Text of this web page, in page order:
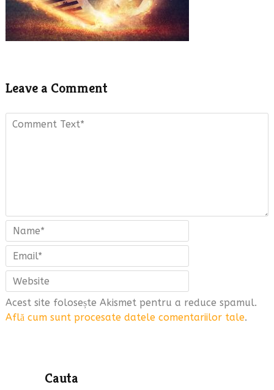
Leave a Comment
Acest site folosește Akismet pentru a reduce spamul.
Află cum sunt procesate datele comentariilor tale.
Cauta